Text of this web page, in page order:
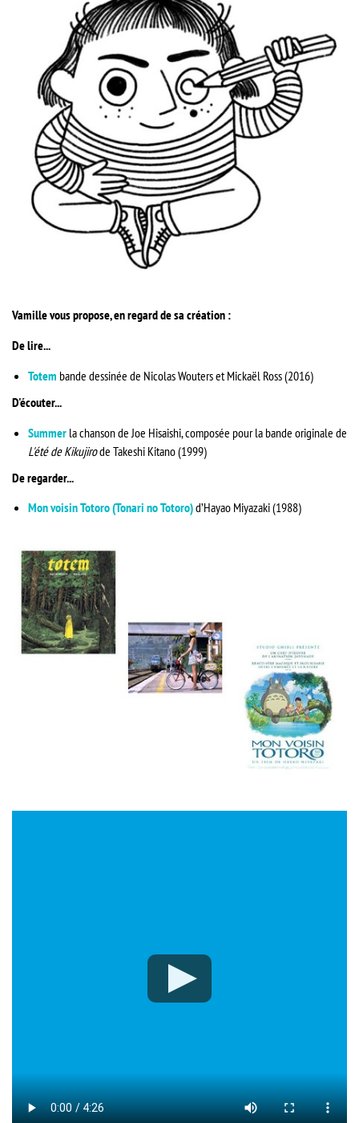
Vamille vous propose, en regard de sa création :
De lire...
Totem bande dessinée de Nicolas Wouters et Mickaël Ross (2016)
D'écouter...
Summer la chansonde Joe Hisaishi, composée pour la bande originale de
L'été de Kikujirode Takeshi Kitano (1999)
De regarder...
Mon voisin Totoro (Tonari no Totoro)d’Hayao Miyazaki (1988)